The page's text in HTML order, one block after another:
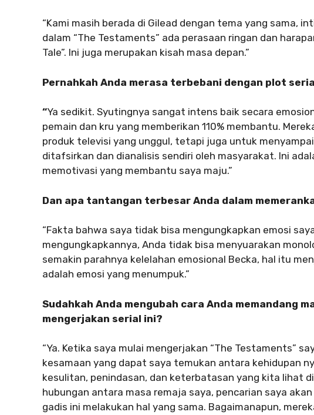
“Kami masih berada di Gilead dengan tema yang sama,
dalam “The Testaments” ada perasaan ringan dan
Tale”. Ini juga merupakan kisah masa depan.”
Pernahkah Anda merasa terbebani dengan plot
“Ya sedikit. Syutingnya sangat intens baik secara
pemain dan kru yang memberikan 110% membantu.
produk televisi yang unggul, tetapi juga untuk
ditafsirkan dan dianalisis sendiri oleh masyarakat. Ini
memotivasi yang membantu saya maju.”
Dan apa tantangan terbesar Anda dalam
“Fakta bahwa saya tidak bisa mengungkapkan emosi
mengungkapkannya, Anda tidak bisa menyuarakan
semakin parahnya kelelahan emosional Becka, hal itu
adalah emosi yang menumpuk.”
Sudahkah Anda mengubah cara Anda memandang
mengerjakan serial ini?
“Ya. Ketika saya mulai mengerjakan “The Testaments”
kesamaan yang dapat saya temukan antara kehidupan
kesulitan, penindasan, dan keterbatasan yang kita lihat
hubungan antara masa remaja saya, pencarian saya
gadis ini melakukan hal yang sama. Bagaimanapun,